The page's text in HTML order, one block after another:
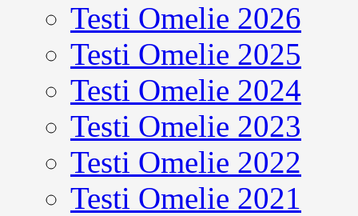
Testi Omelie 2026
Testi Omelie 2025
Testi Omelie 2024
Testi Omelie 2023
Testi Omelie 2022
Testi Omelie 2021